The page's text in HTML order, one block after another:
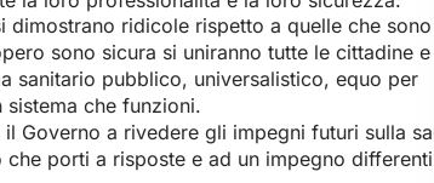
dimostrano ridicole rispetto a quelle che
sono sicura si uniranno tutte le cittadine e
sanitario pubblico, universalistico, equo per
che funzioni.
Governo a rivedere gli impegni futuri sulla
porti a risposte e ad un impegno